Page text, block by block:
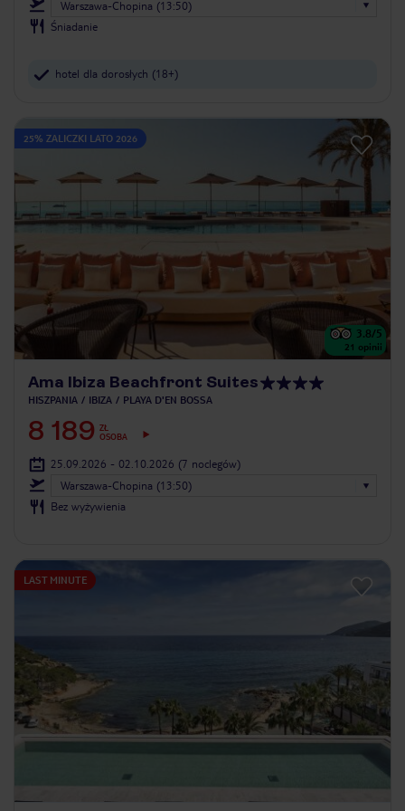
Warszawa-Chopina (13:50)
Śniadanie
hotel dla dorosłych (18+)
25% ZALICZKI LATO 2026
3.8/5
21 opinii
Ama Ibiza Beachfront Suites
HISZPANIA IBIZA PLAYA D'EN BOSSA
8 189 ZŁ
OSOBA
25.09.2026 - 02.10.2026 (7 noclegów)
Warszawa-Chopina (13:50)
Bez wyżywienia
LAST MINUTE